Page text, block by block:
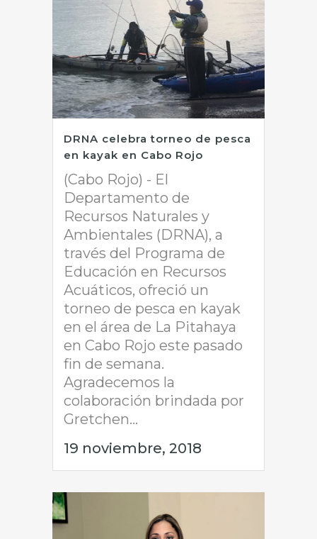
DRNA celebra torneo de pesca
en kayak en Cabo Rojo
(Cabo Rojo) - El
Departamento de
Recursos Naturales y
Ambientales (DRNA), a
través del Programa de
Educación en Recursos
Acuáticos, ofreció un
torneo de pesca en kayak
en el área de La Pitahaya
en Cabo Rojo este pasado
fin de semana.
Agradecemos la
colaboración brindada por
Gretchen...
19 noviembre, 2018